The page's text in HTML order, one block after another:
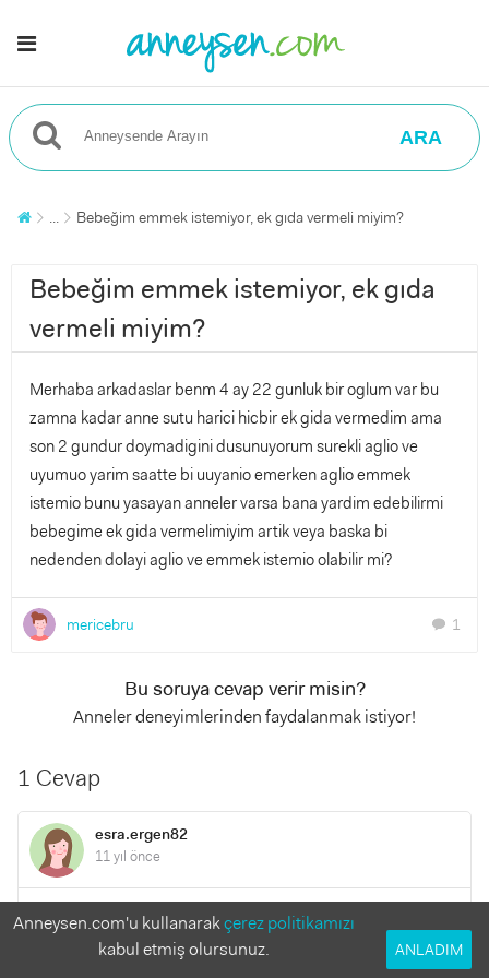
ARA
... Bebeğim emmek istemiyor, ek gıda vermeli miyim?
Bebeğim emmek istemiyor, ek gıda
vermeli miyim?
Merhaba arkadaslar benm 4 ay 22 gunluk bir oglum var bu
zamna kadar anne sutu harici hicbir ek gida vermedim ama
son 2 gundur doymadigini dusunuyorum surekli aglio ve
uyumuo yarim saatte bi uuyanio emerken aglio emmek
istemio bunu yasayan anneler varsa bana yardim edebilirmi
bebegime ek gida vermelimiyim artik veya baska bi
nedenden dolayi aglio ve emmek istemio olabilir mi?
mericebru chat 1
Bu soruya cevap verir misin?
Anneler deneyimlerinden faydalanmak istiyor!
1 Cevap
esra.ergen82
11 yıl önce
ufaklık doymuyordur büyük olasılıkla ek gıdaya başlamalısın
bence patates havuç haşla ilk önce suyunu ver ertesi gün
Anneysen.com'u kullanarakçerez politikamızı
kabul etmiş olursunuz.
ANLADIM